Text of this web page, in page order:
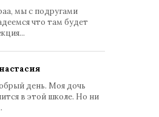
мы с подругами
что там будет
день. Моя дочь
в этой школе. Но ни